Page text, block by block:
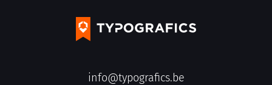
info@typografics.be